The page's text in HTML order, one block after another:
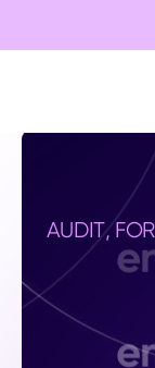
AUDIT,